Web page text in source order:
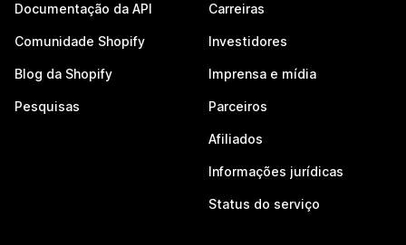
Documentação da API
Comunidade Shopify
Blog da Shopify
Pesquisas
Carreiras
Investidores
Imprensa e mídia
Parceiros
Afiliados
Informações jurídicas
Status do serviço